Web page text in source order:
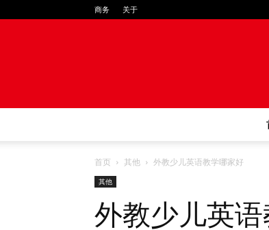
商务 关于
首页 其他 外教少儿英语教学哪家好
其他
外教少儿英